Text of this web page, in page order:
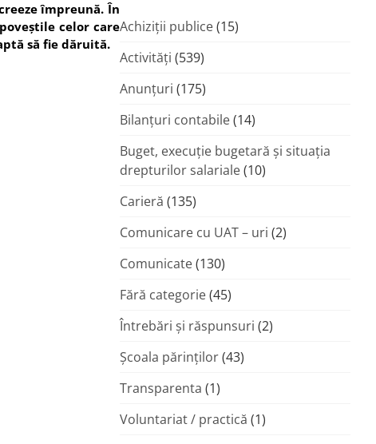
împreună. În
celor care
să fie dăruită.
Achiziții publice(15)
Activități (539)
Anunțuri (175)
Bilanțuri contabile(14)
Buget, execuție bugetară și situația
drepturilor salariale(10)
Carieră (135)
Comunicare cu UAT – uri (2)
Comunicate(130)
Fără categorie(45)
Întrebări și răspunsuri (2)
Şcoala părinţilor(43)
Transparenta (1)
Voluntariat / practică (1)